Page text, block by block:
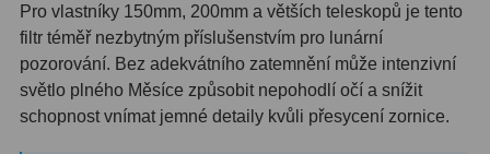
Binohlavy3
Ostatní
Montáže
Pro vlastníky 150mm, 200mm a větších teleskopů je tento
filtr téměř nezbytným příslušenstvím pro lunární
pozorování. Bez adekvátního zatemnění může intenzivní
světlo plného Měsíce způsobit nepohodlí očí a snížit
schopnost vnímat jemné detaily kvůli přesycení zornice.